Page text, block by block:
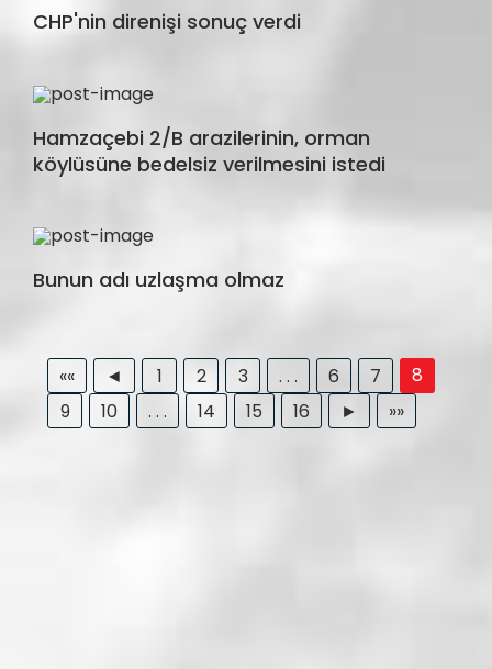
CHP'nin direnişi sonuç verdi
Hamzaçebi 2/B arazilerinin, orman
köylüsüne bedelsiz verilmesini istedi
Bunun adı uzlaşma olmaz
«« ◄ 1 2 3 . . . 6 7
8
9
10 . . . 14 15 16 ► »»